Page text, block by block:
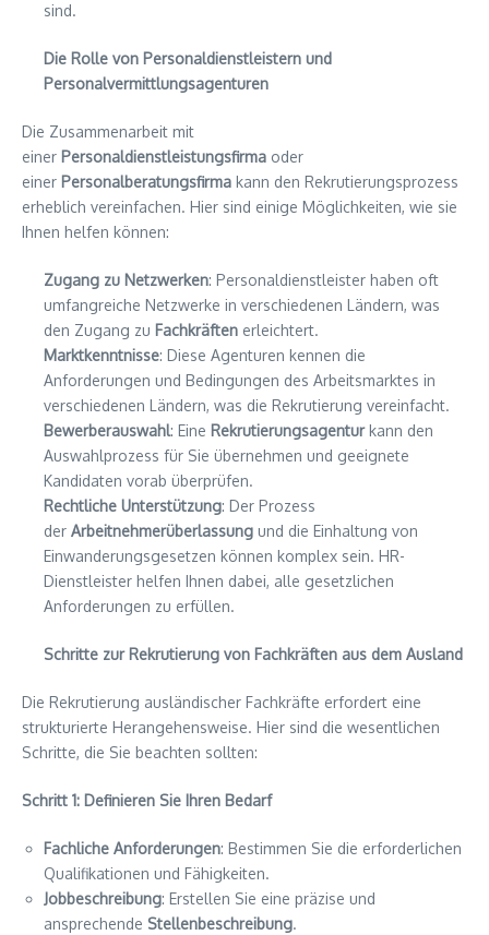
sind.
Die Rolle von Personaldienstleistern und
Personalvermittlungsagenturen
Die Zusammenarbeit mit
einer Personaldienstleistungsfirma oder
einer Personalberatungsfirma kann den Rekrutierungsprozess
erheblich vereinfachen. Hier sind einige Möglichkeiten, wie sie
Ihnen helfen können:
Zugang zu Netzwerken: Personaldienstleister haben oft
umfangreiche Netzwerke in verschiedenen Ländern, was
den Zugang zu Fachkräften erleichtert.
Marktkenntnisse: Diese Agenturen kennen die
Anforderungen und Bedingungen des Arbeitsmarktes in
verschiedenen Ländern, was die Rekrutierung vereinfacht.
Bewerberauswahl: Eine Rekrutierungsagenturkann den
Auswahlprozess für Sie übernehmen und geeignete
Kandidaten vorab überprüfen.
Rechtliche Unterstützung: Der Prozess
der Arbeitnehmerüberlassung und die Einhaltung von
Einwanderungsgesetzen können komplex sein. HR-
Dienstleister helfen Ihnen dabei, alle gesetzlichen
Anforderungen zu erfüllen.
Schritte zur Rekrutierung von Fachkräften aus dem Ausland
Die Rekrutierung ausländischer Fachkräfte erfordert eine
strukturierte Herangehensweise. Hier sind die wesentlichen
Schritte, die Sie beachten sollten:
Schritt 1: Definieren Sie Ihren Bedarf
Fachliche Anforderungen: Bestimmen Sie die erforderlichen
Qualifikationen und Fähigkeiten.
Jobbeschreibung: Erstellen Sie eine präzise und
ansprechende Stellenbeschreibung.